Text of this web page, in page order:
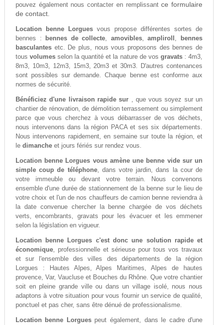
pouvez également nous contacter en remplissantce formulaire
de contact.
Location benne Lorguesvous propose différentes sortes de
bennes :
bennes de collecte, amovibles,ampliroll ,
bennes
basculantesetc. De plus, nous vous proposons des bennes de
tousvolumes selon la quantité et la nature de vos gravats: 4m3,
8m3, 10m3, 12m3, 15m3, 20m3 et 30m3. D'autres contenances
sont possibles sur demande. Chaque benne est conforme aux
normes de sécurité.
Bénéficiez d'une livraison rapide sur , que vous soyez sur un
chantier de rénovation, de démolition terrassement ou simplement
parce que vous cherchez à vous débarrasser de vos déchets,
nous intervenons dans la région PACA et ses six départements.
Nous intervenons rapidement, en semaine sur toute la région, et
le dimancheet jours fériés sur rendez vous.
Location benne Lorgues vous amène une benne vide sur un
simple coup de téléphone, dans votre jardin, dans la cour de
votre immeuble ou devant votre terrain. Nous convenons
ensemble d'une durée de stationnement de la benne sur le lieu de
votre choix et l'un de nos chauffeurs de camion benne reviendra à
la date convenue chercher la benne chargée de vos déchets
verts, encombrants, gravats pour les évacuer et les emmener
selon la législation en vigueur.
Location benne Lorgues c'est donc une solution rapide et
économique, professionnelle et sérieuse pour tous vos travaux
et sur l'ensemble des villes des départements de la région
Lorgues : Hautes Alpes, Alpes Maritimes, Alpes de hautes
provence, Var, Vaucluse et Bouches du Rhône. Que votre chantier
soit en pleine grande ville ou dans un village isolé, nous nous
adaptons à votre situation pour vous fournir un service de qualité,
ponctuel et pas cher, sans être dénué de professionalisme.
Location benne Lorguespeut également, dans le cadre d'une